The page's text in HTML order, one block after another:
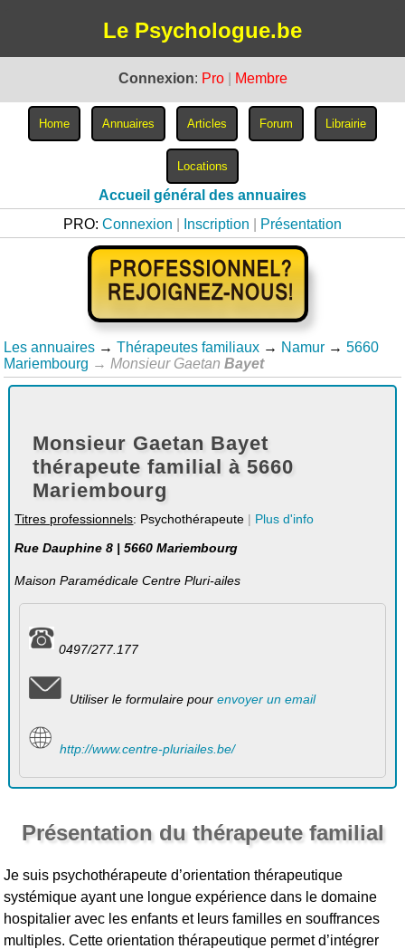
Le Psychologue.be
Connexion: Pro Membre
Accueil général des annuaires
PRO: Connexion Inscription Présentation
Les annuaires → Thérapeutes familiaux → Namur → 5660
Mariembourg → Monsieur GaetanBayet
Monsieur Gaetan Bayet
thérapeute familial à 5660
Mariembourg
Titres professionnels: Psychothérapeute | Plus d'info
Rue Dauphine 8 | 5660 Mariembourg
Maison Paramédicale Centre Pluri-ailes
0497/277.177
Utiliser le formulaire pour envoyer un email
http://www.centre-pluriailes.be/
Présentation du thérapeute familial
Je suis psychothérapeute d’orientation thérapeutique
systémique ayant une longue expérience dans le domaine
hospitalier avec les enfants et leurs familles en souffrances
multiples. Cette orientation thérapeutique permet d’intégrer